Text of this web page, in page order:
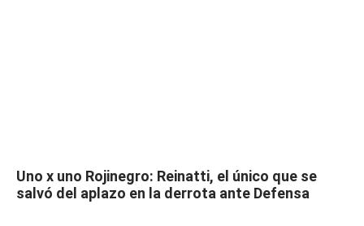
Uno x uno Rojinegro: Reinatti, el único que se
salvó del aplazo en la derrota ante Defensa